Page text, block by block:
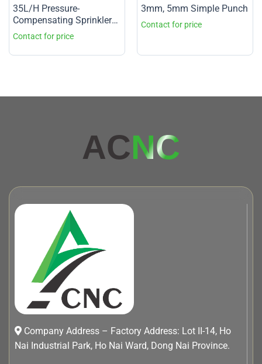
35L/H Pressure-
Compensating Sprinkler
Nozzle
3mm, 5mm Simple Punch
ACNC
Company Address – Factory Address: Lot II-14, Ho
Nai Industrial Park, Ho Nai Ward, Dong Nai Province.